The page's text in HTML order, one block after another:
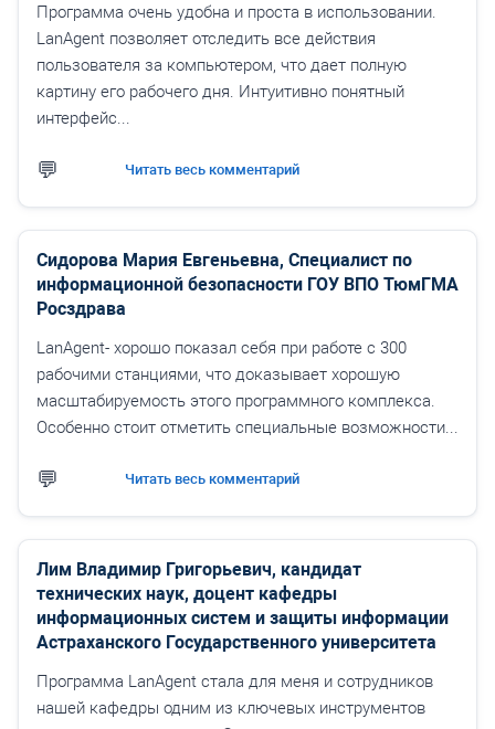
Программа очень удобна и проста в использовании.
LanAgent позволяет отследить все действия
пользователя за компьютером, что дает полную
картину его рабочего дня. Интуитивно понятный
интерфейс...
Читать весь комментарий
Сидорова Мария Евгеньевна, Специалист по
информационной безопасности ГОУ ВПО ТюмГМА
Росздрава
LanAgent- хорошо показал себя при работе с 300
рабочими станциями, что доказывает хорошую
масштабируемость этого программного комплекса.
Особенно стоит отметить специальные возможности...
Читать весь комментарий
Лим Владимир Григорьевич, кандидат
технических наук, доцент кафедры
информационных систем и защиты информации
Астраханского Государственного университета
Программа LanAgent стала для меня и сотрудников
нашей кафедры одним из ключевых инструментов